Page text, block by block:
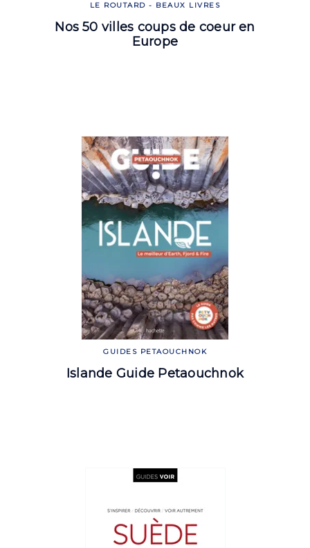
LE ROUTARD - BEAUX LIVRES
Nos 50 villes coups de coeur en
Europe
GUIDES PETAOUCHNOK
Islande Guide Petaouchnok